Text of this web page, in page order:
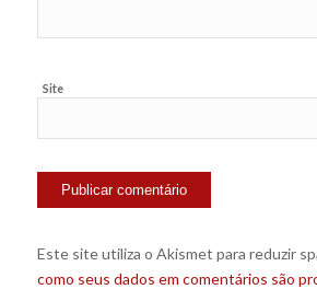
Site
Este site utiliza o Akismet para reduzir
como seus dados em comentários são